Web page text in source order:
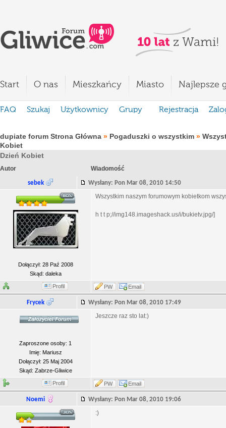
Start O nas Mieszkańcy Miasto Najlepsze
FAQ Szukaj Użytkownicy Grupy Rejestracja
dupiate forum Strona Główna » Pogaduszki o wszystkim »
Kobiet
Dzień Kobiet
Autor Wiadomość
sebek Wysłany: Pon Mar 08, 2010 14:50
Dołączył: 28 Paź 2008
Skąd: daleka
Wszystkim naszym forumowym kobietkom
h t t p;//img148.imageshack.us/i/bukietv.jpg/]
Profil PW Email
Frycek Wysłany: Pon Mar 08, 2010 17:49
Zaproszone osoby: 1
Imię: Mariusz
Dołączył: 25 Maj 2004
Skąd: Zabrze-Gliwice
Jeszcze raz sto lat:)
Profil PW Email
Noemi Wysłany: Pon Mar 08, 2010 19:06
:)